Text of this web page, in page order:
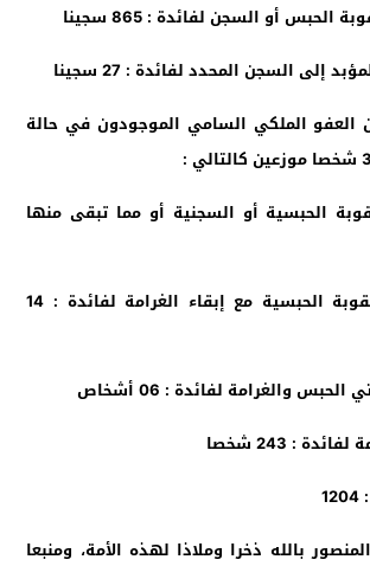
أو السجن لفائدة : 865 سجينا
إلى السجن المحدد لفائدة : 27 سجينا
الملكي السامي الموجودون في حالة
الحبسية أو السجنية أو مما تبقى منها
– العفو من العقوبة الحبسية مع إبقاء الغرامة لفائدة : 14
والغرامة لفائدة : 06 أشخاص
: 243 شخصا
بالله ذخرا وملاذا لهذه الأمة، ومنبعا